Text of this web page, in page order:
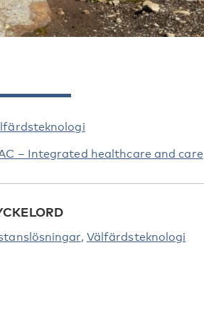
– Integrated healthcare and care
Välfärdsteknologi